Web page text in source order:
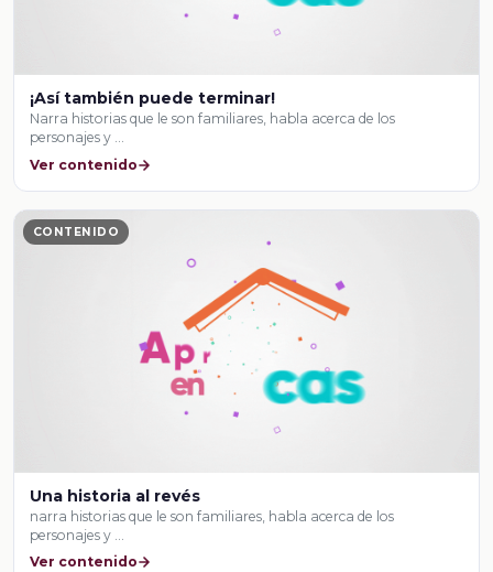
¡Así también puede terminar!
Narra historias que le son familiares, habla acerca de los
personajes y …
Ver contenido
CONTENIDO
Una historia al revés
narra historias que le son familiares, habla acerca de los
personajes y …
Ver contenido